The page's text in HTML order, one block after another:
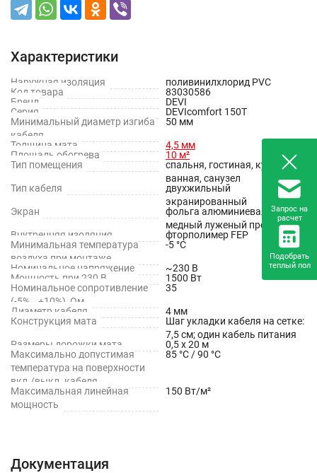
Характеристики
Наружная изоляция
поливинилхлорид PVC
Код товара
83030586
Бренд
DEVI
Серия
DEVIcomfort 150T
Минимальный диаметр изгиба
кабеля
50 мм
Толщина мата
4,5 мм
Площадь обогрева
10 м²
Тип помещения
спальня, гостиная, кухня,
ванная, санузел
Тип кабеля
двухжильный
экранированный
Экран
фольга алюминиевая +
медный луженый проводник
Внутренняя изоляция
фторполимер FEP
Минимальная температура
воздуха при монтаже
-5 °С
Номинальное напряжение
~230 В
Мощность при 230 В
1500 Вт
Номинальное сопротивление
(-5%...+10%), Ом
35
Диаметр кабеля
4 мм
Конструкция мата
Шаг укладки кабеля на сетке:
7,5 см; один кабель питания
Размеры дорожки мата
0,5 х 20 м
Максимально допустимая
температура на поверхности
вкл./выкл. кабеля
85 °С / 90 °С
Максимальная линейная
мощность
150 Вт/м²
Документация
Запрос на
расчет
Подобрать
теплый пол